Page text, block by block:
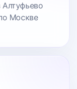
Москве